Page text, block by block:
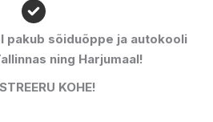
pakub sõiduõppe ja autokooli
ning Harjumaal!
KOHE!